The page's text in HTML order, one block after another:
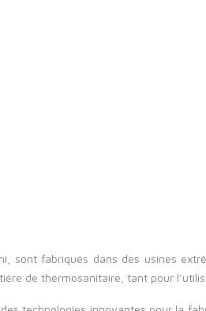
sont fabriqués dans des usines
de thermosanitaire, tant pour